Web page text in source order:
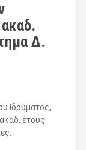
Δ.
Ιδρύματος,
έτους